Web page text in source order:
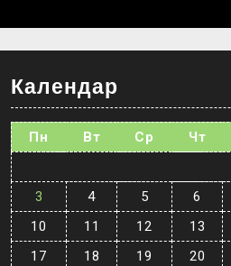
Календар
Пн Вт Ср Чт
3
4 5 6
10
11 12 13
17
18 19 20